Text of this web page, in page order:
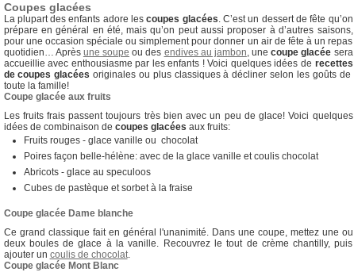
Coupes glacées
La plupart des enfants adore lescoupes glacées. C’est un dessert de fête qu’on
prépare en général en été, mais qu’on peut aussi proposer à d’autres saisons,
pour une occasion spéciale ou simplement pour donner un air de fête à un repas
quotidien… Après une soupe ou des endives au jambon, unecoupe glacée sera
accueillie avec enthousiasme par les enfants ! Voici quelques idées de recettes
de coupes glacées originales ou plus classiques à décliner selon les goûts de
toute la famille!
Coupe glacée aux fruits
Les fruits frais passent toujours très bien avec un peu de glace! Voici quelques
idées de combinaison de coupes glacées aux fruits:
Fruits rouges - glace vanille ou chocolat
Poires façon belle-hélène: avec de la glace vanille et coulis chocolat
Abricots - glace au speculoos
Cubes de pastèque et sorbet à la fraise
Coupe glacée Dame blanche
Ce grand classique fait en général l'unanimité. Dans une coupe, mettez une ou
deux boules de glace à la vanille. Recouvrez le tout de crème chantilly, puis
ajouter un coulis de chocolat.
Coupe glacée Mont Blanc